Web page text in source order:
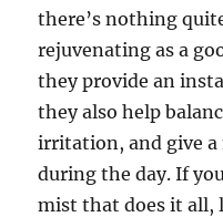
there’s nothing
rejuvenating as a
they provide an
they also help
irritation, and give a
during the day. If
mist that does it